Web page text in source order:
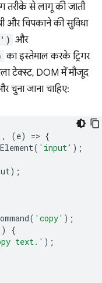
से लागू की जाती
और चिपकाने की सुविधा
और
का इस्तेमाल करके ट्रिगर
टेक्स्ट, DOM में मौजूद
चुना जाना चाहिए:
, (e) => {
( 'input' );
);
( 'copy' );
)
{
text.' );